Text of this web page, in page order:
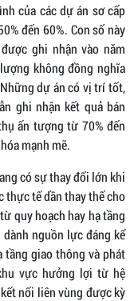
của các dự án sơ cấp
đến 60%. Con số này
ghi nhận vào năm
không đồng nghĩa
dự án có vị trí tốt,
ghi nhận kết quả bán
ấn tượng từ 70% đến
mạnh mẽ.
có sự thay đổi lớn khi
thực tế dần thay thế cho
quy hoạch hay hạ tầng
nguồn lực đáng kể
tầng giao thông và phát
vực hưởng lợi từ hệ
nối liên vùng được kỳ